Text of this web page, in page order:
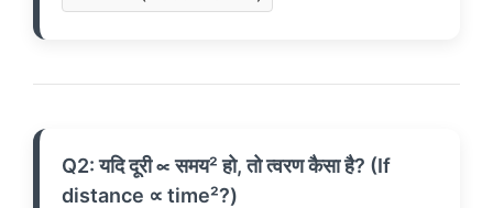
Q2: यदि दूरी ∝ समय² हो, तो त्वरण कैसा है? (If
distance ∝ time²?)